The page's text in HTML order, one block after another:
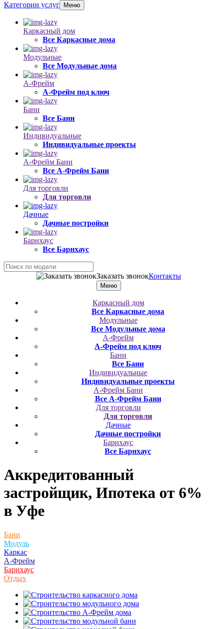
Категории услуг
Меню
Каркасный дом
Все Каркасные дома
Модульные
Все Модульные дома
А-Фрейм
А-Фрейм под ключ
Бани
Все Бани
Индивидуальные
Индивидуальные проекты
А-Фрейм Бани
Все А-Фрейм Бани
Для торговли
Для торговли
Дачные
Дачные постройки
Барнхаус
Все Барнхаус
Заказать звонокКонтакты
Меню
Каркасный дом
Все Каркасные дома
Модульные
Все Модульные дома
А-Фрейм
А-Фрейм под ключ
Бани
Все Бани
Индивидуальные
Индивидуальные проекты
А-Фрейм Бани
Все А-Фрейм Бани
Для торговли
Для торговли
Дачные
Дачные постройки
Барнхаус
Все Барнхаус
Аккредитованный
застройщик, Ипотека от 6%
в Уфе
Бани
Модуль
Каркас
А-Фрейм
Барнхаус
Отдых